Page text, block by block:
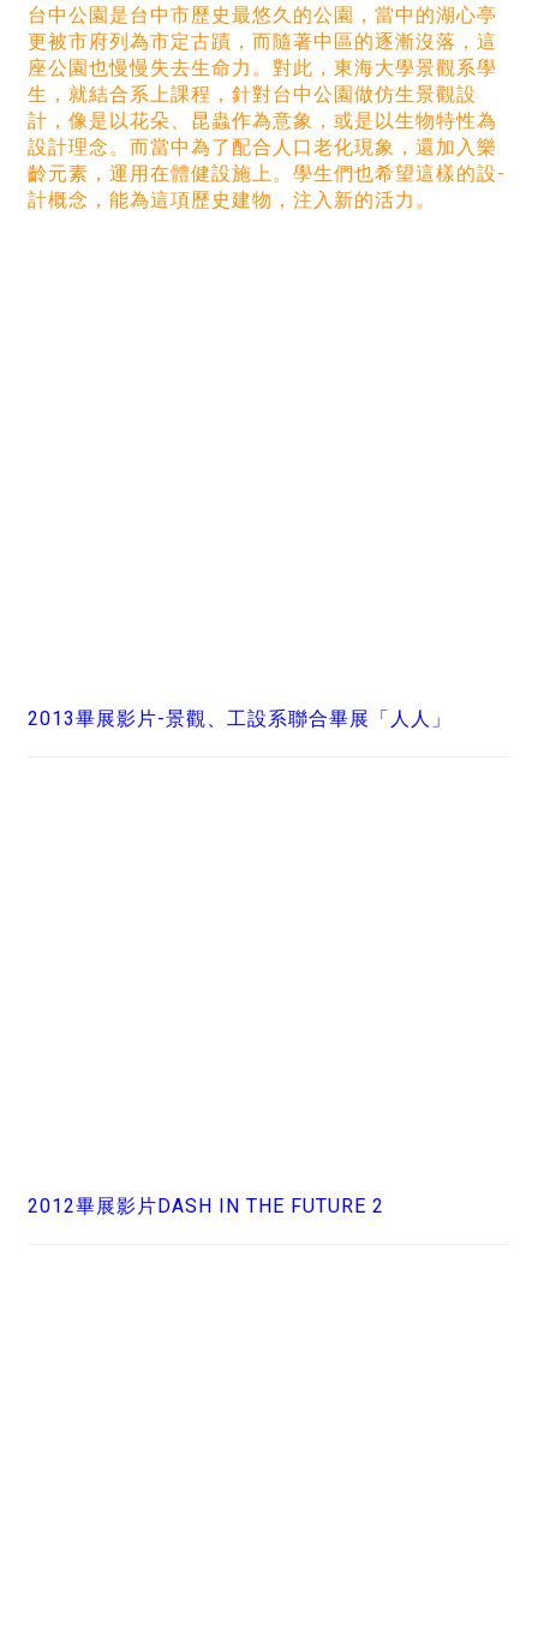
台中公園是台中市歷史最悠久的公園，當中的湖心亭
更被市府列為市定古蹟，而隨著中區的­逐漸沒落，這
座公園也慢慢失去生命力。對此，東海大學景觀系學
生，就結合系上課程，針­對台中公園做仿生景觀設
計，像是以花朵、昆蟲作為意象，或是以生物特性為
設計理念。而­當中為了配合人口老化現象，還加入樂
齡元素，運用在體健設施上。學生們也希望這樣的設­
計概念，能為這項歷史建物，注入新的活力。
2013畢展影片-景觀、工設系聯合畢展「人人」
2012畢展影片DASH IN THE FUTURE 2